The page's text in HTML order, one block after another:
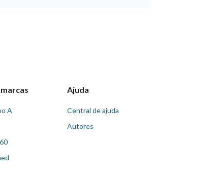
A
Ajuda
Central de ajuda
Autores